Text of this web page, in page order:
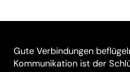
Gute Verbindungen
Kommunikation ist der